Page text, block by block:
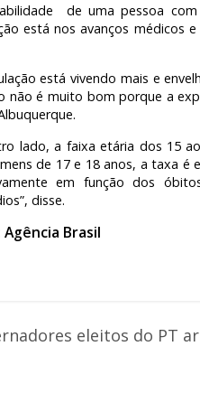
de uma pessoa
está nos avanços médicos
está vivendo mais e
não é muito bom porque a
lado, a faixa etária dos 15
de 17 e 18 anos, a taxa é
em função dos
disse.
Brasil
eleitos do PT